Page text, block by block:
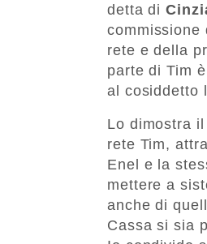
detta di
commissione
rete e della
parte di Tim
al cosiddetto
Lo dimostra
rete Tim,
Enel e la
mettere a
anche di
Cassa si sia